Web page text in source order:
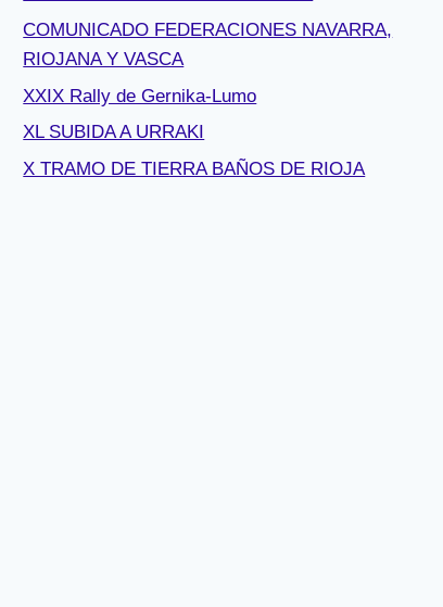
COMUNICADO FEDERACIONES NAVARRA,
RIOJANA Y VASCA
XXIX Rally de Gernika-Lumo
XL SUBIDA A URRAKI
X TRAMO DE TIERRA BAÑOS DE RIOJA